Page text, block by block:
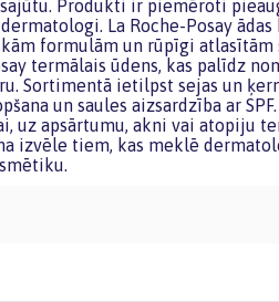
Produkti ir piemēroti
La Roche-Posay
formulām un rūpīgi atlasītām
termālais ūdens, kas palīdz
Sortimentā ietilpst sejas un
un saules aizsardzība ar
uz apsārtumu, akni vai atopiju
izvēle tiem, kas meklē